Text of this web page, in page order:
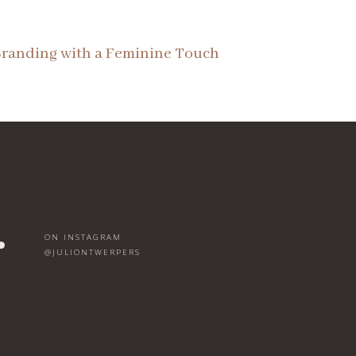
with a Feminine Touch
ON INSTAGRAM
@JULIONTWERPERS